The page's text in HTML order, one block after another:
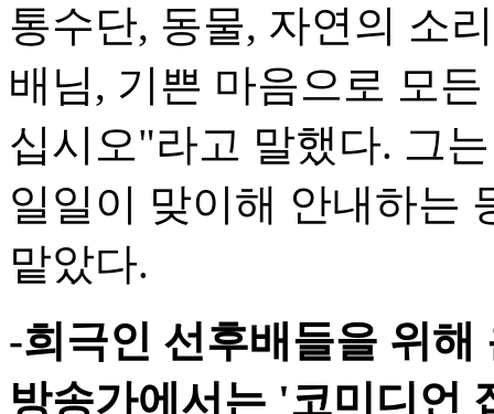
통수단, 동물, 자연의 소
배님, 기쁜 마음으로 모
십시오"라고 말했다. 그
일일이 맞이해 안내하는
맡았다.
-희극인 선후배들을 위
방송가에서는 '코미디언